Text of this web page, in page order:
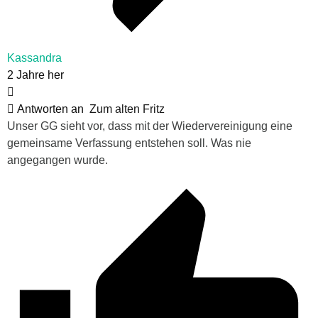
Kassandra
2 Jahre her
Antworten an Zum alten Fritz
Unser GG sieht vor, dass mit der Wiedervereinigung eine
gemeinsame Verfassung entstehen soll. Was nie
angegangen wurde.